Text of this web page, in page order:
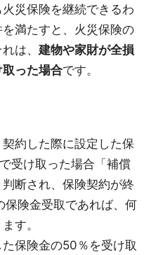
災保険を継続できるわ
満たすと、火災保険の
は、 建物や家財が全損
った場合です。
約した際に設定した保
受け取った場合「補償
断され、保険契約が終
険金受取であれば、何
す。
保険金の50％を受け取